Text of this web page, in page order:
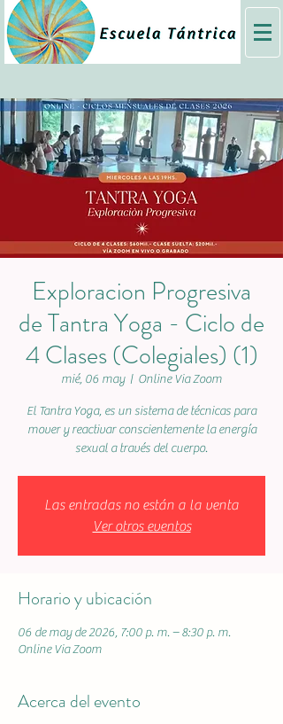
Exploracion Progresiva
de Tantra Yoga - Ciclo de
4 Clases (Colegiales) (1)
mié, 06 may
  |
Online Via Zoom
El Tantra Yoga, es un sistema de técnicas para
mover y reactivar conscientemente la energía
sexual a través del cuerpo.
Las entradas no están a la venta
Ver otros eventos
Horario y ubicación
06 de may de 2026, 7:00 p. m. – 8:30 p. m.
Online Via Zoom
Acerca del evento